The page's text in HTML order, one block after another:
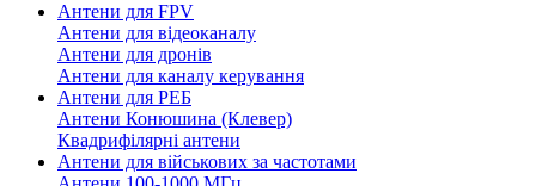
Антени для FPV
Антени для відеоканалу
Антени для дронів
Антени для каналу керування
Антени для РЕБ
Антени Конюшина (Клевер)
Квадрифілярні антени
Антени для військових за частотами